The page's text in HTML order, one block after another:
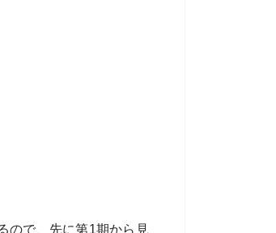
ので、先に第1期から見